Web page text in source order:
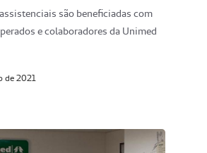
são beneficiadas com
e colaboradores da Unimed
de 2021